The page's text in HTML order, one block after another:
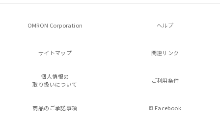
OMRON Corporation ヘルプ
サイトマップ 関連リンク
個人情報の
取り扱いについて
ご利用条件
商品のご承諾事項 Facebook